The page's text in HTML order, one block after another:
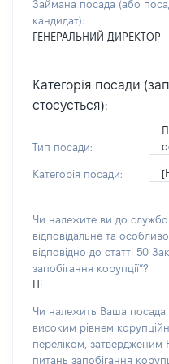
Займана посада (або
кандидат):
ГЕНЕРАЛЬНИЙ ДИРЕКТОР
Категорія посади
стосується):
Тип посади:
Категорія посади:
Чи належите ви до
відповідальне та
відповідно до статті 50
запобігання корупції”?
Ні
Чи належить Ваша посада
високим рівнем
переліком, затвердженим
питань запобігання